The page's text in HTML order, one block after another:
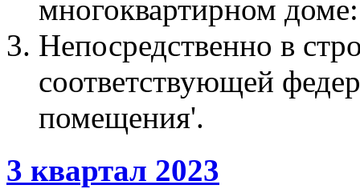
многоквартирном
Непосредственно в
соответствующей
помещения'.
3 квартал 2023